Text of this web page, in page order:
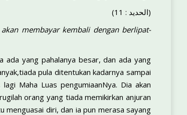
(الحديد : 11)
membayar kembali dengan berlipat-
ada yang pahalanya besar, dan ada yang
pula ditentukan kadarnya sampai
Maha Luas pengumiaanNya. Dia akan
orang yang tiada memikirkan anjuran
menguasai diri, dan ia pun merasa sayang